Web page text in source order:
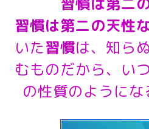
習慣は第二の天性
いた習慣は、知ら
むものだから、い
の性質のようにな